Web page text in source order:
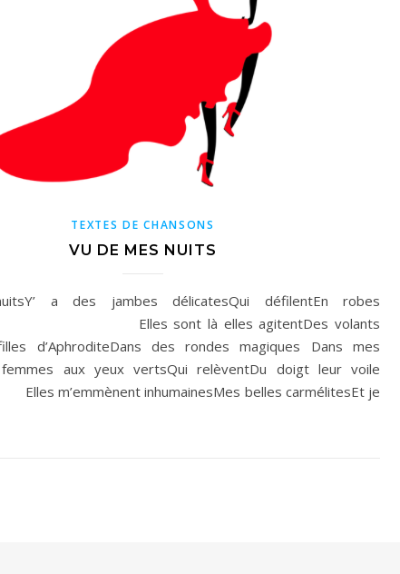
TEXTES DE CHANSONS
VU DE MES NUITS
a des jambes délicatesQui défilentEn robes
Elles sont là elles agitentDes volants
d’AphroditeDans des rondes magiques Dans mes
femmes aux yeux vertsQui relèventDu doigt leur voile
inhumainesMes belles carmélitesEt je